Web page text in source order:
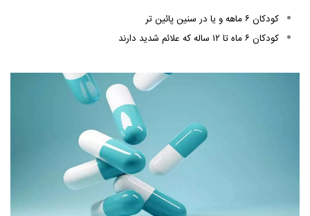
کودکان ۶ ماهه و یا در سنین پائین تر
کودکان ۶ ماه تا ۱۲ ساله که علائم شدید دارند